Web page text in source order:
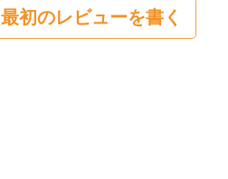
最初のレビューを書く